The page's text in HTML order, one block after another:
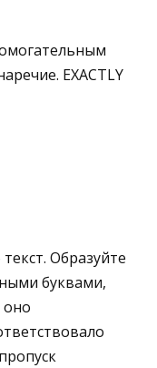
EXACTLY
Образуйте
буквами,
оно